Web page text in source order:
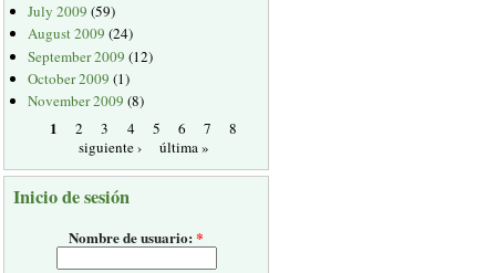
July 2009 (59)
August 2009 (24)
September 2009 (12)
October 2009 (1)
November 2009 (8)
1 2 3 4 5 6 7
8
siguiente ›
última »
Inicio de sesión
Nombre de usuario:*